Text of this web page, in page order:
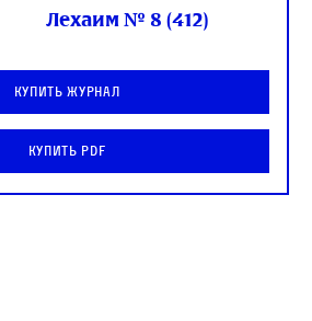
Лехаим № 8 (412)
Купить журнал
Купить PDF